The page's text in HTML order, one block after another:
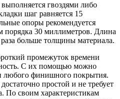
гвоздями либо
шаг равняется 15
опоры рекомендуется
порядка 30 миллиметров. Длина
больше толщины материала.
промежуток времени
С их помощью можно
любого финишного покрытия.
простой и не требует
По своим характеристикам